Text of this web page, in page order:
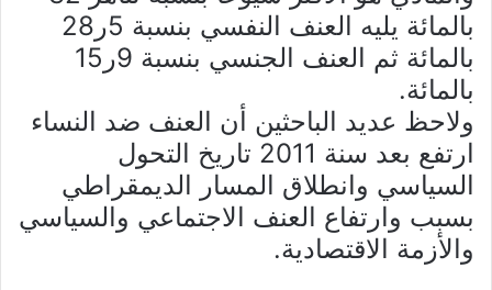
بالمائة يليه العنف النفسي بنسبة 5ر28
بالمائة ثم العنف الجنسي بنسبة 9ر15
بالمائة.
ولاحظ عديد الباحثين أن العنف ضد النساء
ارتفع بعد سنة 2011 تاريخ التحول
السياسي وانطلاق المسار الديمقراطي
بسبب وارتفاع العنف الاجتماعي والسياسي
والأزمة الاقتصادية.